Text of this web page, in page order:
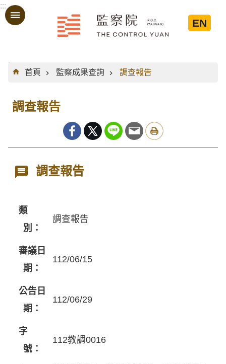
跳到主要內容區塊
:::
EN
:::
首頁
監察成果查詢 調查報告
調查報告
調查報告
類
別：
調查報告
審議日
期：
112/06/15
公告日
期：
112/06/29
字
號：
112教調0016